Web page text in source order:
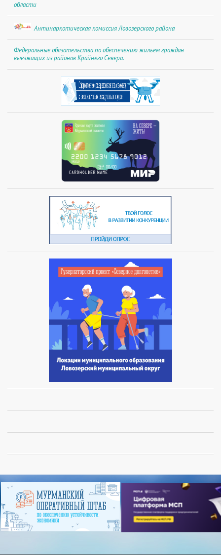
области
Антинаркотическая комиссия Ловозерского района
Федеральные обязательства по обеспечению жильем граждан
выезжащих из районов Крайнего Севера.